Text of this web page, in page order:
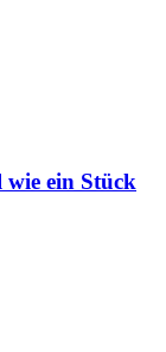
ein Stück